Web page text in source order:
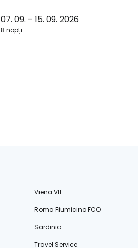
07. 09. – 15. 09. 2026
8 nopți
Viena VIE
Roma Fiumicino FCO
Sardinia
Travel Service